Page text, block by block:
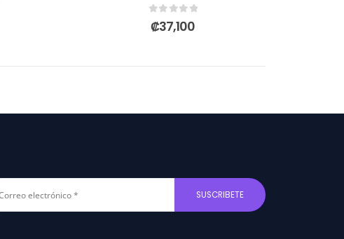
0out of 5
₡37,100